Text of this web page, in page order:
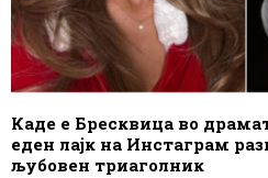
Каде е Бресквица во
еден лајк на Инстаграм
љубовен триаголник